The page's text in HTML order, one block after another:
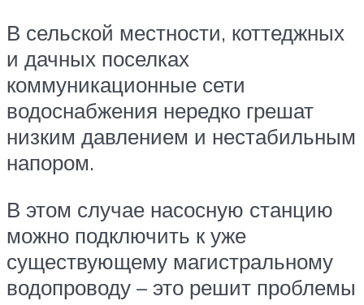
В сельской местности, коттеджных
и дачных поселках
коммуникационные сети
водоснабжения нередко грешат
низким давлением и нестабильным
напором.
В этом случае насосную станцию
можно подключить к уже
существующему магистральному
водопроводу – это решит проблемы